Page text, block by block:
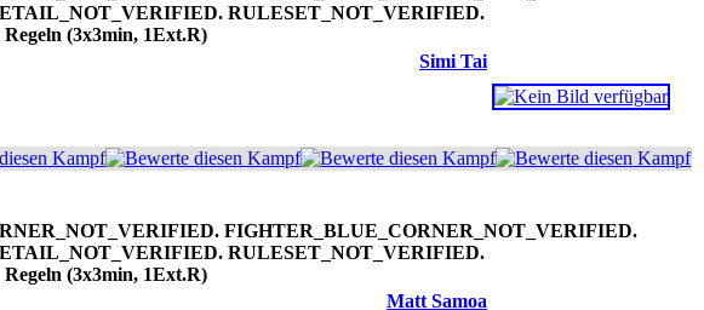
(3x3min, 1Ext.R)
Simi Tai
(3x3min, 1Ext.R)
Matt Samoa